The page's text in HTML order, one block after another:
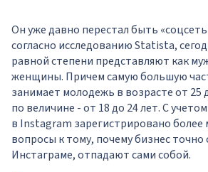
Он уже давно перестал быть
согласно исследованию Statista,
равной степени представляют как
женщины. Причем самую большую
занимает молодежь в возрасте от 25
по величине - от 18 до 24 лет. С
в Instagram зарегистрировано более
вопросы к тому, почему бизнес
Инстаграме, отпадают сами собой.